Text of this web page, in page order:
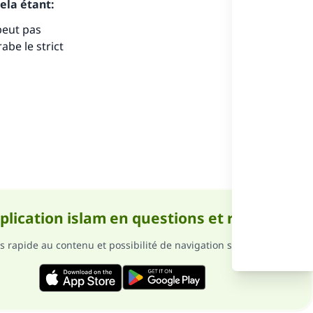
étant:
pas
le strict
islam en questions et réponses
rapide au contenu et possibilité de navigation sans internet